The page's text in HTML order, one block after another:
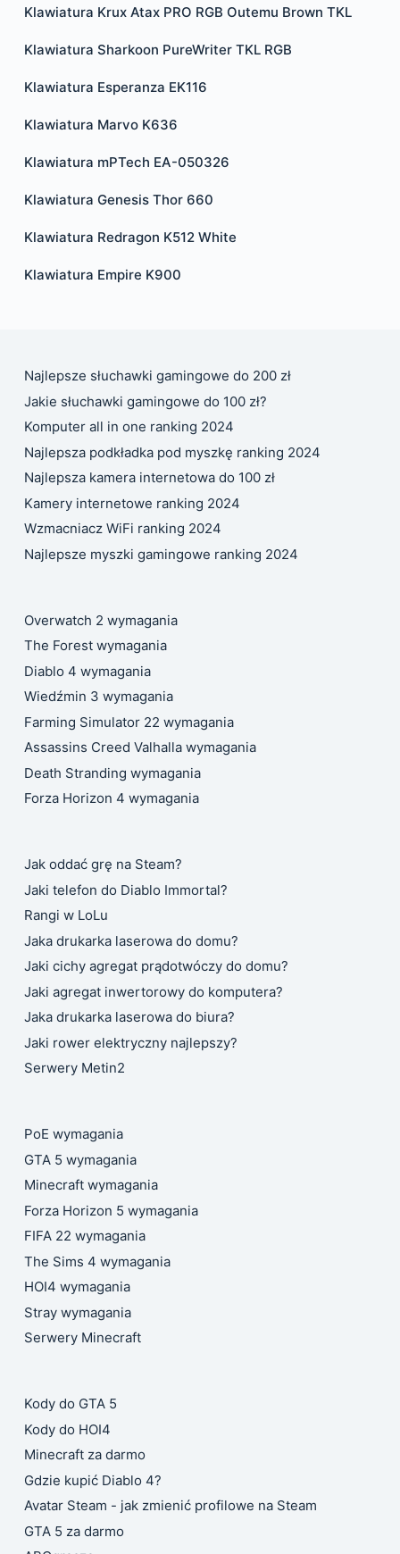
Klawiatura Krux Atax PRO RGB Outemu Brown TKL
Klawiatura Sharkoon PureWriter TKL RGB
Klawiatura Esperanza EK116
Klawiatura Marvo K636
Klawiatura mPTech EA-050326
Klawiatura Genesis Thor 660
Klawiatura Redragon K512 White
Klawiatura Empire K900
Najlepsze słuchawki gamingowe do 200 zł
Jakie słuchawki gamingowe do 100 zł?
Komputer all in one ranking 2024
Najlepsza podkładka pod myszkę ranking 2024
Najlepsza kamera internetowa do 100 zł
Kamery internetowe ranking 2024
Wzmacniacz WiFi ranking 2024
Najlepsze myszki gamingowe ranking 2024
Overwatch 2 wymagania
The Forest wymagania
Diablo 4 wymagania
Wiedźmin 3 wymagania
Farming Simulator 22 wymagania
Assassins Creed Valhalla wymagania
Death Stranding wymagania
Forza Horizon 4 wymagania
Jak oddać grę na Steam?
Jaki telefon do Diablo Immortal?
Rangi w LoLu
Jaka drukarka laserowa do domu?
Jaki cichy agregat prądotwóczy do domu?
Jaki agregat inwertorowy do komputera?
Jaka drukarka laserowa do biura?
Jaki rower elektryczny najlepszy?
Serwery Metin2
PoE wymagania
GTA 5 wymagania
Minecraft wymagania
Forza Horizon 5 wymagania
FIFA 22 wymagania
The Sims 4 wymagania
HOI4 wymagania
Stray wymagania
Serwery Minecraft
Kody do GTA 5
Kody do HOI4
Minecraft za darmo
Gdzie kupić Diablo 4?
Avatar Steam - jak zmienić profilowe na Steam
GTA 5 za darmo